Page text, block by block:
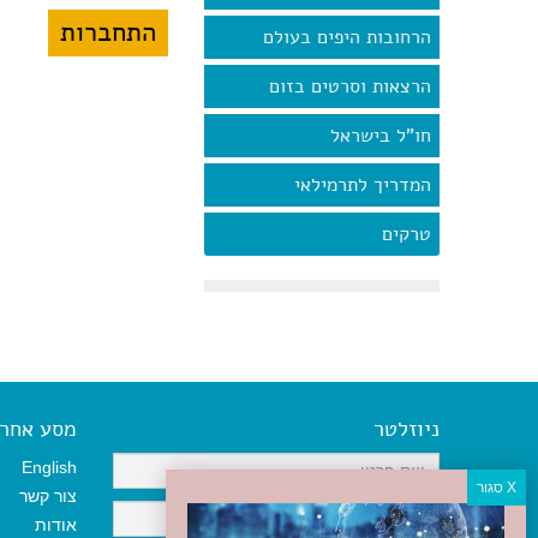
הרחובות היפים בעולם
הרצאות וסרטים בזום
חו"ל בישראל
המדריך לתרמילאי
טרקים
ניוזלטר מסע אחר
English
צור קשר
אודות